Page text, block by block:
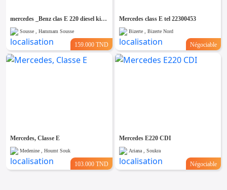
mercedes _Benz clas E 220 diesel kit AMG
Sousse , Hammam Sousse
159.000 TND
Mercedes class E tel 22300453
Bizerte , Bizerte Nord
Négociable
Mercedes, Classe E
Medenine , Houmt Souk
103.000 TND
Mercedes E220 CDI
Ariana , Soukra
Négociable